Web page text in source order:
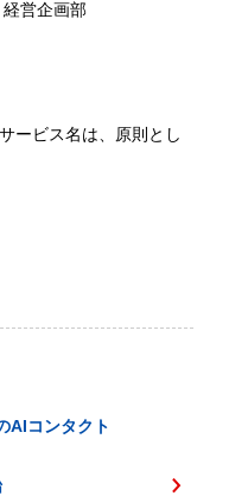
営企画部
ービス名は、原則とし
AIコンタクト